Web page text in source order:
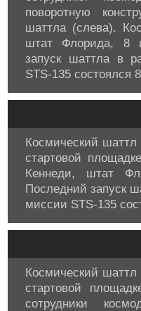
поворотную
шаттла (слева).
штат Флорида, 8
запуск шаттла в
STS-135 состоялся
Космический шаттл
стартовой
Кеннеди, штат
Последний запуск
миссии STS-135
Космический шаттл
стартовой
сотрудники